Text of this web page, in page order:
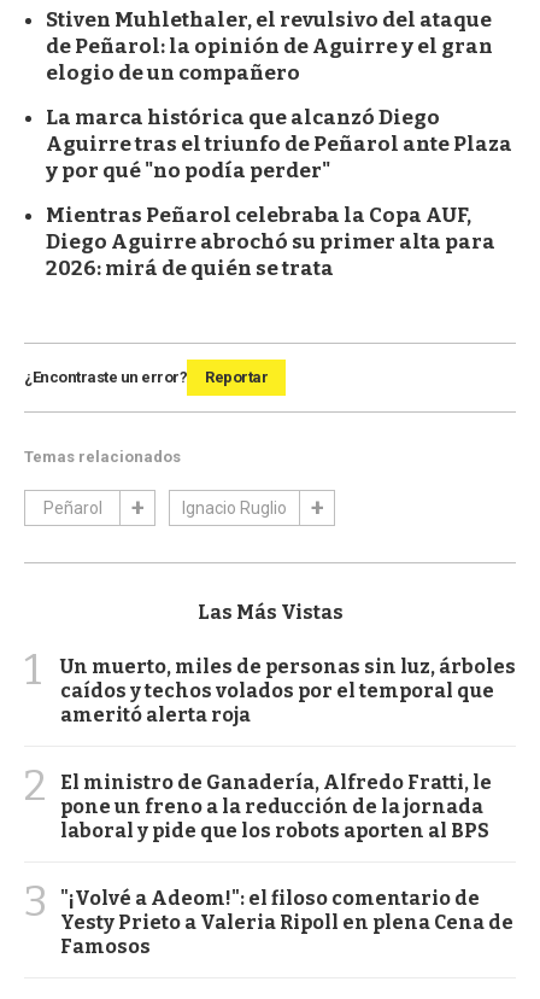
Stiven Muhlethaler, el revulsivo del ataque
de Peñarol: la opinión de Aguirre y el gran
elogio de un compañero
La marca histórica que alcanzó Diego
Aguirre tras el triunfo de Peñarol ante Plaza
y por qué "no podía perder"
Mientras Peñarol celebraba la Copa AUF,
Diego Aguirre abrochó su primer alta para
2026: mirá de quién se trata
¿Encontraste un error? Reportar
Temas relacionados
Peñarol Ignacio Ruglio
Las Más Vistas
1
Un muerto, miles de personas sin luz, árboles
caídos y techos volados por el temporal que
ameritó alerta roja
2
El ministro de Ganadería, Alfredo Fratti, le
pone un freno a la reducción de la jornada
laboral y pide que los robots aporten al BPS
3
"¡Volvé a Adeom!": el filoso comentario de
Yesty Prieto a Valeria Ripoll en plena Cena de
Famosos